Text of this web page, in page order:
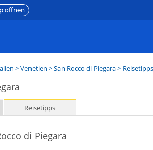
öffnen
>Venetien >San Rocco di Piegara> Reisetipps
Reisetipps
di Piegara